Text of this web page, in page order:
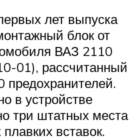
лет выпуска
блок от
ВАЗ 2110
01), рассчитанный
предохранителей.
в устройстве
три штатных места
вставок.